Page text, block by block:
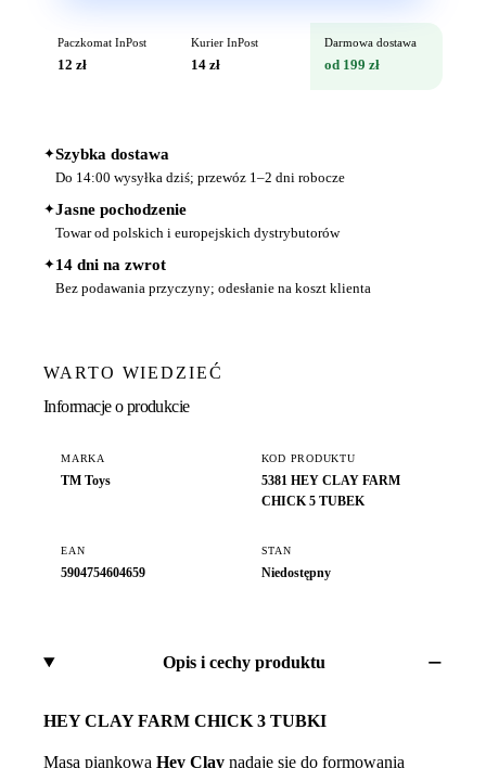
Paczkomat InPost
12 zł
Kurier InPost
14 zł
Darmowa dostawa
od 199 zł
✦Szybka dostawa
Do 14:00 wysyłka dziś; przewóz 1–2 dni robocze
✦Jasne pochodzenie
Towar od polskich i europejskich dystrybutorów
✦14 dni na zwrot
Bez podawania przyczyny; odesłanie na koszt klienta
WARTO WIEDZIEĆ
Informacje o produkcie
MARKA
TM Toys
KOD PRODUKTU
5381 HEY CLAY FARM
CHICK 5 TUBEK
EAN
5904754604659
STAN
Niedostępny
Opis i cechy produktu
HEY CLAY FARM CHICK 3 TUBKI
Masa piankowa Hey Clay nadaje się do formowania